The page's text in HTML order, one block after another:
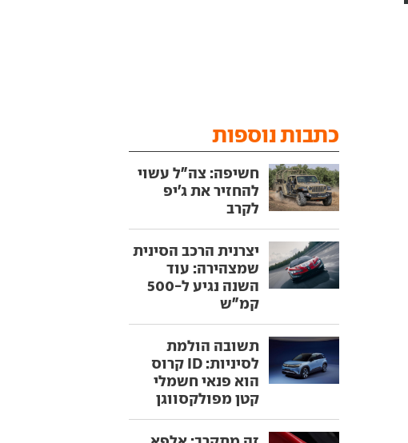
כתבות נוספות
חשיפה: צה"ל עשוי
להחזיר את ג'יפ
לקרב
יצרנית הרכב הסינית
שמצהירה: עוד
השנה נגיע ל-500
קמ"ש
תשובה הולמת
לסיניות: ID קרוס
הוא פנאי חשמלי
קטן מפולקסווגן